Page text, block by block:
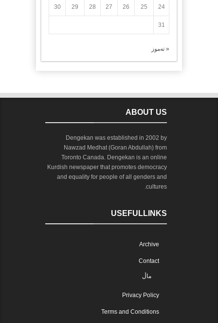
24
25
26
27
28
29
30
31
« تەموز
ABOUT US
Dengekan was established in 2002 by
Nawzad Medhat (Goran Abdullah) from
Toronto Canada. Dengekan is an online
Kurdish newspaper that promotes democracy
and equality for people of all genders and
cultures.
USEFULLINKS
Archive
Contact
ماڵ
Privacy Policy
Terms and Conditions